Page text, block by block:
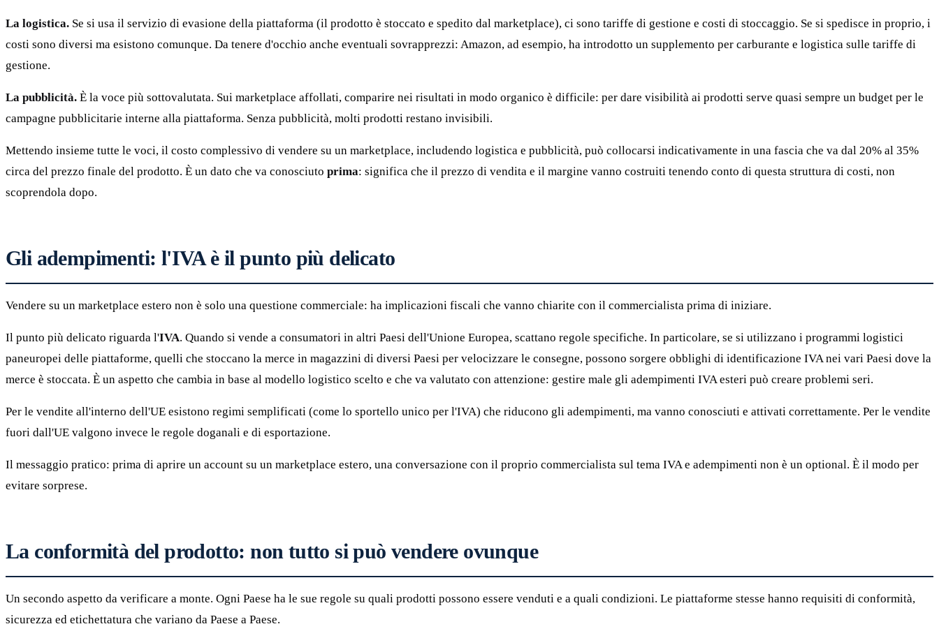
La logistica. Se si usa il servizio di evasione della piattaforma (il prodotto è stoccato e spedito dal marketplace), ci sono tariffe di gestione e costi di stoccaggio. Se si spedisce in proprio, i
costi sono diversi ma esistono comunque. Da tenere d'occhio anche eventuali sovrapprezzi: Amazon, ad esempio, ha introdotto un supplemento per carburante e logistica sulle tariffe di
gestione.
La pubblicità. È la voce più sottovalutata. Sui marketplace affollati, comparire nei risultati in modo organico è difficile: per dare visibilità ai prodotti serve quasi sempre un budget per le
campagne pubblicitarie interne alla piattaforma. Senza pubblicità, molti prodotti restano invisibili.
Mettendo insieme tutte le voci, il costo complessivo di vendere su un marketplace, includendo logistica e pubblicità, può collocarsi indicativamente in una fascia che va dal 20% al 35%
circa del prezzo finale del prodotto. È un dato che va conosciuto prima: significa che il prezzo di vendita e il margine vanno costruiti tenendo conto di questa struttura di costi, non
scoprendola dopo.
Gli adempimenti: l'IVA è il punto più delicato
Vendere su un marketplace estero non è solo una questione commerciale: ha implicazioni fiscali che vanno chiarite con il commercialista prima di iniziare.
Il punto più delicato riguarda l'IVA. Quando si vende a consumatori in altri Paesi dell'Unione Europea, scattano regole specifiche. In particolare, se si utilizzano i programmi logistici
paneuropei delle piattaforme, quelli che stoccano la merce in magazzini di diversi Paesi per velocizzare le consegne, possono sorgere obblighi di identificazione IVA nei vari Paesi dove la
merce è stoccata. È un aspetto che cambia in base al modello logistico scelto e che va valutato con attenzione: gestire male gli adempimenti IVA esteri può creare problemi seri.
Per le vendite all'interno dell'UE esistono regimi semplificati (come lo sportello unico per l'IVA) che riducono gli adempimenti, ma vanno conosciuti e attivati correttamente. Per le vendite
fuori dall'UE valgono invece le regole doganali e di esportazione.
Il messaggio pratico: prima di aprire un account su un marketplace estero, una conversazione con il proprio commercialista sul tema IVA e adempimenti non è un optional. È il modo per
evitare sorprese.
La conformità del prodotto: non tutto si può vendere ovunque
Un secondo aspetto da verificare a monte. Ogni Paese ha le sue regole su quali prodotti possono essere venduti e a quali condizioni. Le piattaforme stesse hanno requisiti di conformità,
sicurezza ed etichettatura che variano da Paese a Paese.